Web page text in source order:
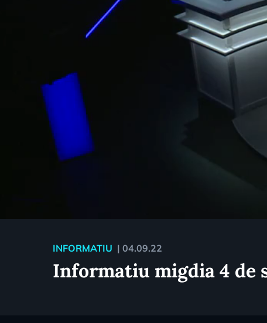
INFORMATIU | 04.09.22
Informatiu migdia 4 de